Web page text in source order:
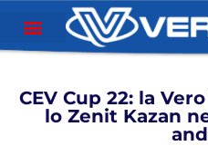
CEV Cup 22: la
lo Zenit Kazan